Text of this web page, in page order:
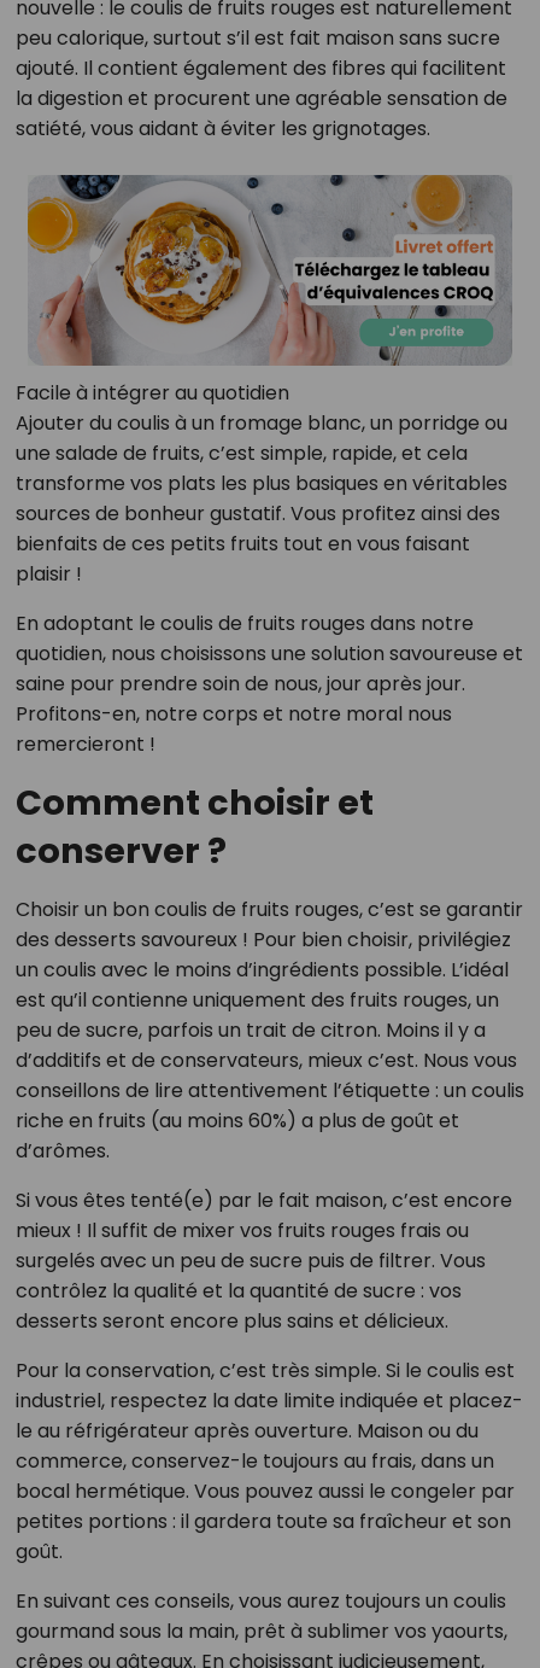
nouvelle : le coulis de fruits rouges est naturellement
peu calorique, surtout s’il est fait maison sans sucre
ajouté. Il contient également des fibres qui facilitent
la digestion et procurent une agréable sensation de
satiété, vous aidant à éviter les grignotages.
Facile à intégrer au quotidien
Ajouter du coulis à un fromage blanc, un porridge ou
une salade de fruits, c’est simple, rapide, et cela
transforme vos plats les plus basiques en véritables
sources de bonheur gustatif. Vous profitez ainsi des
bienfaits de ces petits fruits tout en vous faisant
plaisir !
En adoptant le coulis de fruits rouges dans notre
quotidien, nous choisissons une solution savoureuse et
saine pour prendre soin de nous, jour après jour.
Profitons-en, notre corps et notre moral nous
remercieront !
Comment choisir et
conserver ?
Choisir un bon coulis de fruits rouges, c’est se garantir
des desserts savoureux ! Pour bien choisir, privilégiez
un coulis avec le moins d’ingrédients possible. L’idéal
est qu’il contienne uniquement des fruits rouges, un
peu de sucre, parfois un trait de citron. Moins il y a
d’additifs et de conservateurs, mieux c’est. Nous vous
conseillons de lire attentivement l’étiquette : un coulis
riche en fruits (au moins 60%) a plus de goût et
d’arômes.
Si vous êtes tenté(e) par le fait maison, c’est encore
mieux ! Il suffit de mixer vos fruits rouges frais ou
surgelés avec un peu de sucre puis de filtrer. Vous
contrôlez la qualité et la quantité de sucre : vos
desserts seront encore plus sains et délicieux.
Pour la conservation, c’est très simple. Si le coulis est
industriel, respectez la date limite indiquée et placez-
le au réfrigérateur après ouverture. Maison ou du
commerce, conservez-le toujours au frais, dans un
bocal hermétique. Vous pouvez aussi le congeler par
petites portions : il gardera toute sa fraîcheur et son
goût.
En suivant ces conseils, vous aurez toujours un coulis
gourmand sous la main, prêt à sublimer vos yaourts,
crêpes ou gâteaux. En choisissant judicieusement,